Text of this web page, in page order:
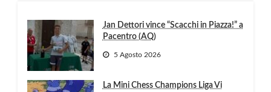
Jan Dettori vince “Scacchi in Piazza!” a
Pacentro (AQ)
5 Agosto 2026
La Mini Chess Champions Liga Vi